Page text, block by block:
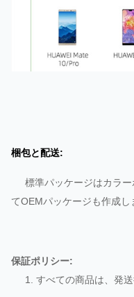
梱包と配送:
標準パッケージはカラー
てOEMパッケージも作成し
保証ポリシー:
1. すべての商品は、発送